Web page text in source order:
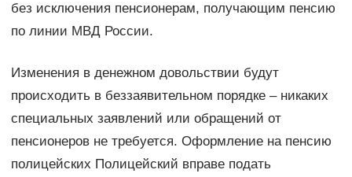
без исключения пенсионерам, получающим пенсию
по линии МВД России.
Изменения в денежном довольствии будут
происходить в беззаявительном порядке – никаких
специальных заявлений или обращений от
пенсионеров не требуется. Оформление на пенсию
полицейских Полицейский вправе подать